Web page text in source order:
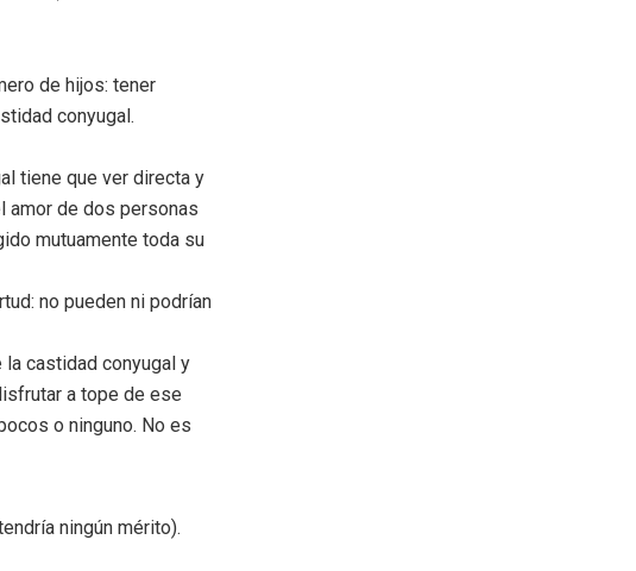
de hijos: tener
conyugal.
tiene que ver directa y
amor de dos personas
mutuamente toda su
no pueden ni podrían
castidad conyugal y
a tope de ese
o ninguno. No es
ningún mérito).